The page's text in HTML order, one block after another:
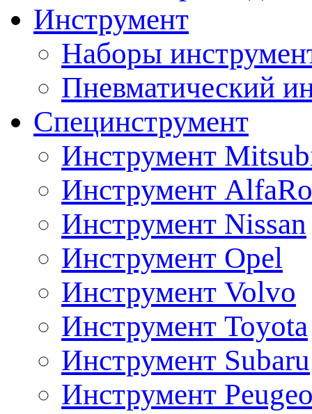
Инструмент
Наборы
Пневматический
Специнструмент
Инструмент
Инструмент
Инструмент Nissan
Инструмент Opel
Инструмент Volvo
Инструмент Toyota
Инструмент Subaru
Инструмент